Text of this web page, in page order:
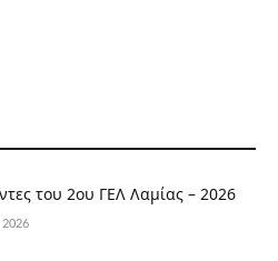
του 2ου ΓΕΛ Λαμίας – 2026
2026